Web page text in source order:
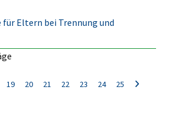
Eltern bei Trennung und
19 20 21 22 23 24 25